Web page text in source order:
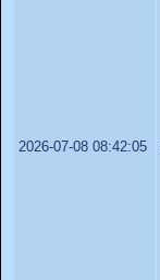
2026-07-08 08:42:05